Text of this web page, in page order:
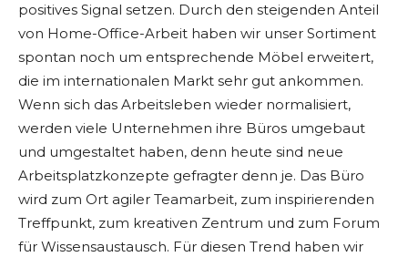
positives Signal setzen. Durch den steigenden Anteil
von Home-Office-Arbeit haben wir unser Sortiment
spontan noch um entsprechende Möbel erweitert,
die im internationalen Markt sehr gut ankommen.
Wenn sich das Arbeitsleben wieder normalisiert,
werden viele Unternehmen ihre Büros umgebaut
und umgestaltet haben, denn heute sind neue
Arbeitsplatzkonzepte gefragter denn je. Das Büro
wird zum Ort agiler Teamarbeit, zum inspirierenden
Treffpunkt, zum kreativen Zentrum und zum Forum
für Wissensaustausch. Für diesen Trend haben wir